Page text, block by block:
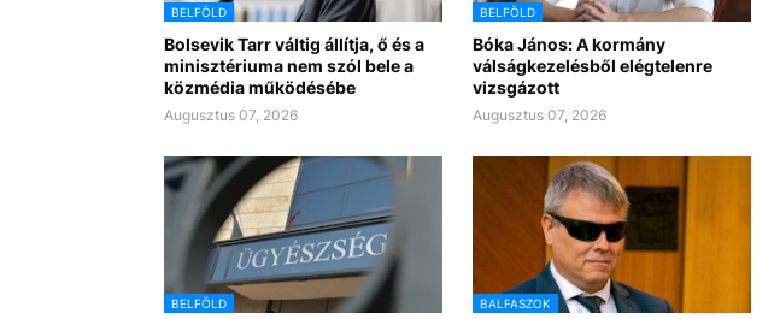
BELFÖLD
Bolsevik Tarr váltig állítja, ő és a
minisztériuma nem szól bele a
közmédia működésébe
Augusztus 07, 2026
BELFÖLD
Bóka János: A kormány
válságkezelésből elégtelenre
vizsgázott
Augusztus 07, 2026
BELFÖLD BALFASZOK